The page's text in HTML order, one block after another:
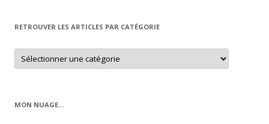
RETROUVER LES ARTICLES PAR CATÉGORIE
Retrouver
les
articles
MON NUAGE…